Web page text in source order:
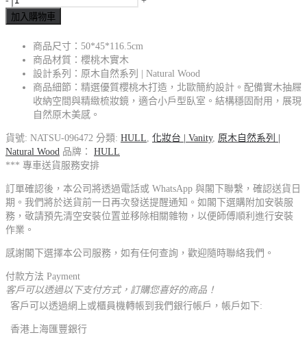
加入購物車
商品尺寸：50*45*116.5cm
商品材質：櫻桃木實木
設計系列：原木自然系列 | Natural Wood
商品細節：精選優質櫻桃木打造，北歐簡約設計。配備實木抽屜
收納空間與精緻梳妝鏡，適合小戶型臥室。結構穩固耐用，展現
自然原木美感。
貨號: NATSU-096472 分類: HULL, 化妝台 | Vanity, 原木自然系列 |
Natural Wood 品牌： HULL
*** 專車送貨服務安排
訂單確認後，本公司將透過電話或 WhatsApp 與閣下聯繫，確認送貨日
期。我們將於送貨前一日再次發送提醒通知。如閣下選購附加安裝服
務，敬請預先清空安裝位置並移除相關雜物，以便師傅順利進行安裝
作業。
感謝閣下選擇本公司服務，如有任何查詢，歡迎隨時聯絡我們。
付款方法 Payment
客戶可以透過以下支付方式，訂購您喜好的商品！
客戶可以透過網上或櫃員機轉帳到我們銀行帳戶，帳戶如下:
香港上海匯豐銀行